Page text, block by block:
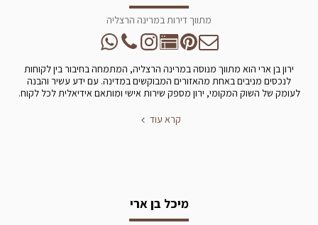
מתווך דירות במרינה הרצליה
ירון בן ארי הוא מתווך מנוסה במרינה הרצליה, המתמחה בחיבור בין לקוחות
לנכסים מניבים באחת מהאזורים המבוקשים במדינה. עם ידע עשיר והבנה
לעומק של השוק המקומי, ירון מספק שירות אישי ומותאם אידיאלית לכל לקוח.
קרא עוד
מיכל בן ארי